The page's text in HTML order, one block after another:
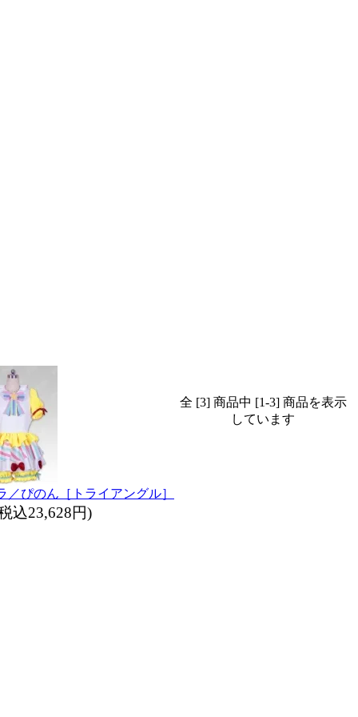
ぴのん［トライアングル］
込23,628円)
全 [3] 商品中 [1-3] 商品を表示
しています